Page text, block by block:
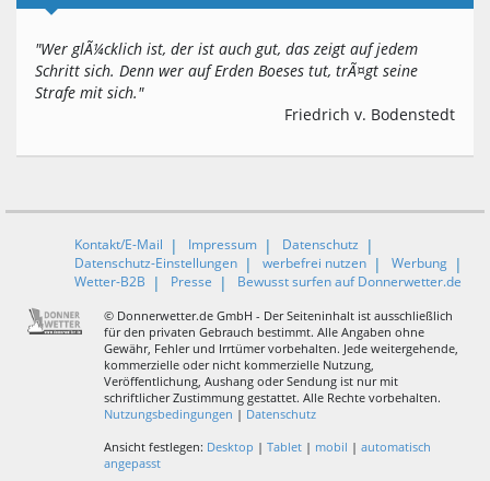
"Wer glÃ¼cklich ist, der ist auch gut, das zeigt auf jedem
Schritt sich. Denn wer auf Erden Boeses tut, trÃ¤gt seine
Strafe mit sich."
Friedrich v. Bodenstedt
Kontakt/E-Mail Impressum
Datenschutz
Datenschutz-Einstellungen
werbefrei nutzen
Werbung
Wetter-B2B
Presse Bewusst surfen auf Donnerwetter.de
© Donnerwetter.de GmbH - Der Seiteninhalt ist ausschließlich
für den privaten Gebrauch bestimmt. Alle Angaben ohne
Gewähr, Fehler und Irrtümer vorbehalten. Jede weitergehende,
kommerzielle oder nicht kommerzielle Nutzung,
Veröffentlichung, Aushang oder Sendung ist nur mit
schriftlicher Zustimmung gestattet. Alle Rechte vorbehalten.
Nutzungsbedingungen | Datenschutz
Ansicht festlegen: Desktop | Tablet| mobil | automatisch
angepasst